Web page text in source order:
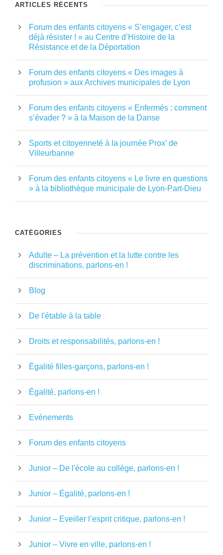
ARTICLES RÉCENTS
Forum des enfants citoyens « S’engager, c’est
déjà résister ! » au Centre d’Histoire de la
Résistance et de la Déportation
Forum des enfants citoyens « Des images à
profusion » aux Archives municipales de Lyon
Forum des enfants citoyens « Enfermés : comment
s’évader ? » à la Maison de la Danse
Sports et citoyenneté à la journée Prox’ de
Villeurbanne
Forum des enfants citoyens « Le livre en questions
» à la bibliothèque municipale de Lyon-Part-Dieu
CATÉGORIES
Adulte – La prévention et la lutte contre les
discriminations, parlons-en !
Blog
De l'étable à la table
Droits et responsabilités, parlons-en !
Égalité filles-garçons, parlons-en !
Égalité, parlons-en !
Evénements
Forum des enfants citoyens
Junior – De l'école au collège, parlons-en !
Junior – Égalité, parlons-en !
Junior – Eveiller l’esprit critique, parlons-en !
Junior – Vivre en ville, parlons-en !